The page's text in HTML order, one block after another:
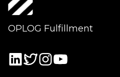
OPLOG Fulfillment